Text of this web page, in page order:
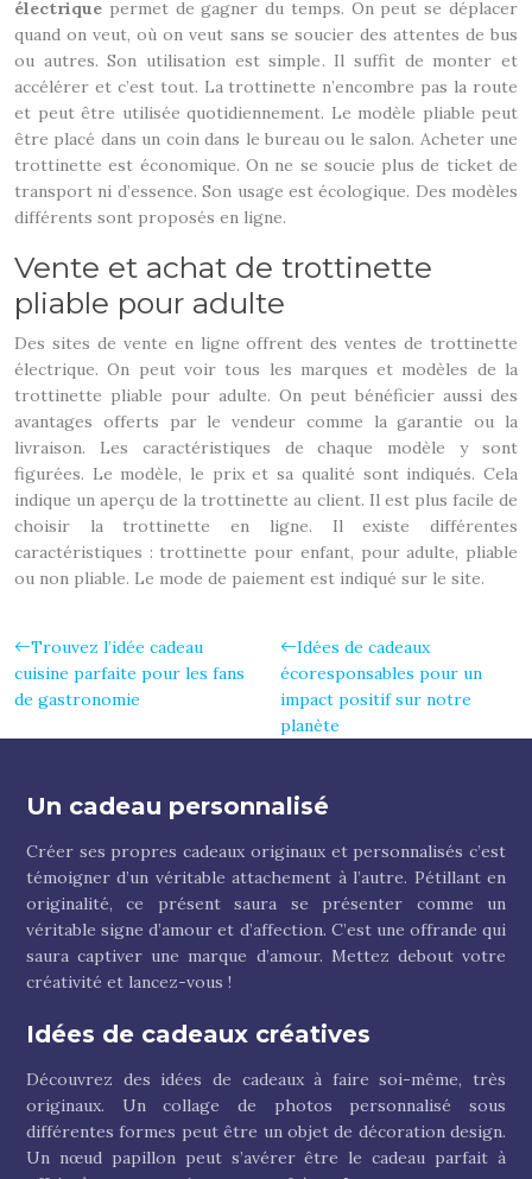
électrique permet de gagner du temps. On peut se déplacer
quand on veut, où on veut sans se soucier des attentes de bus
ou autres. Son utilisation est simple. Il suffit de monter et
accélérer et c’est tout. La trottinette n’encombre pas la route
et peut être utilisée quotidiennement. Le modèle pliable peut
être placé dans un coin dans le bureau ou le salon. Acheter une
trottinette est économique. On ne se soucie plus de ticket de
transport ni d’essence. Son usage est écologique. Des modèles
différents sont proposés en ligne.
Vente et achat de trottinette
pliable pour adulte
Des sites de vente en ligne offrent des ventes de trottinette
électrique. On peut voir tous les marques et modèles de la
trottinette pliable pour adulte. On peut bénéficier aussi des
avantages offerts par le vendeur comme la garantie ou la
livraison. Les caractéristiques de chaque modèle y sont
figurées. Le modèle, le prix et sa qualité sont indiqués. Cela
indique un aperçu de la trottinette au client. Il est plus facile de
choisir la trottinette en ligne. Il existe différentes
caractéristiques : trottinette pour enfant, pour adulte, pliable
ou non pliable. Le mode de paiement est indiqué sur le site.
Trouvez l’idée cadeau
cuisine parfaite pour les fans
de gastronomie
Idées de cadeaux
écoresponsables pour un
impact positif sur notre
planète
Un cadeau personnalisé
Créer ses propres cadeaux originaux et personnalisés c’est
témoigner d’un véritable attachement à l’autre. Pétillant en
originalité, ce présent saura se présenter comme un
véritable signe d’amour et d’affection. C’est une offrande qui
saura captiver une marque d’amour. Mettez debout votre
créativité et lancez-vous !
Idées de cadeaux créatives
Découvrez des idées de cadeaux à faire soi-même, très
originaux. Un collage de photos personnalisé sous
différentes formes peut être un objet de décoration design.
Un nœud papillon peut s’avérer être le cadeau parfait à